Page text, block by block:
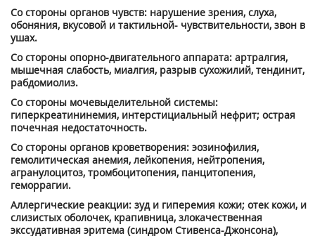
Со стороны органов чувств: нарушение зрения, слуха,
обоняния, вкусовой и тактильной- чувствительности, звон в
ушах.
Со стороны опорно-двигательного аппарата: артралгия,
мышечная слабость, миалгия, разрыв сухожилий, тендинит,
рабдомиолиз.
Со стороны мочевыделительной системы:
гиперкреатининемия, интерстициальный нефрит; острая
почечная недостаточность.
Со стороны органов кроветворения: эозинофилия,
гемолитическая анемия, лейкопения, нейтропения,
агранулоцитоз, тромбоцитопения, панцитопения,
геморрагии.
Аллергические реакции: зуд и гиперемия кожи; отек кожи, и
слизистых оболочек, крапивница, злокачественная
экссудативная эритема (синдром Стивенса-Джонсона),